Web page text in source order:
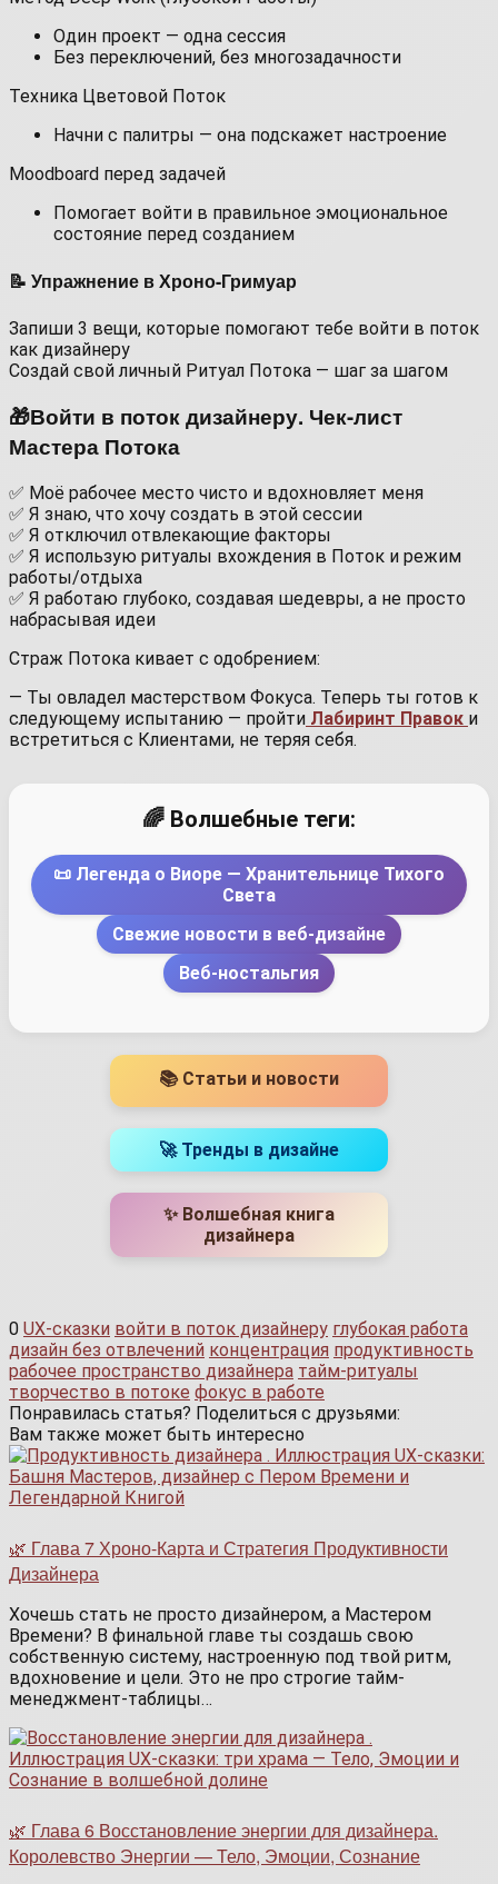
Один проект — одна сессия
Без переключений, без многозадачности
Техника Цветовой Поток
Начни с палитры — она подскажет настроение
Moodboard перед задачей
Помогает войти в правильное эмоциональное
состояние перед созданием
📝 Упражнение в Хроно-Гримуар
Запиши 3 вещи, которые помогают тебе войти в поток
как дизайнеру
Создай свой личный Ритуал Потока — шаг за шагом
🎁Войти в поток дизайнеру. Чек-лист
Мастера Потока
✅ Моё рабочее место чисто и вдохновляет меня
✅ Я знаю, что хочу создать в этой сессии
✅ Я отключил отвлекающие факторы
✅ Я использую ритуалы вхождения в Поток и режим
работы/отдыха
✅ Я работаю глубоко, создавая шедевры, а не просто
набрасывая идеи
Страж Потока кивает с одобрением:
— Ты овладел мастерством Фокуса. Теперь ты готов к
следующему испытанию — пройти Лабиринт Правок и
встретиться с Клиентами, не теряя себя.
🌈 Волшебные теги:
📜 Легенда о Виоре — Хранительнице Тихого
Света
Свежие новости в веб-дизайне
Веб-ностальгия
📚 Статьи и новости
🚀 Тренды в дизайне
✨ Волшебная книга
дизайнера
0 UX-сказки войти в поток дизайнеру глубокая работа
дизайн без отвлечений концентрация продуктивность
рабочее пространство дизайнера тайм-ритуалы
творчество в потоке фокус в работе
Понравилась статья? Поделиться с друзьями:
Вам также может быть интересно
🌿 Глава 7 Хроно-Карта и Стратегия Продуктивности
Дизайнера
Хочешь стать не просто дизайнером, а Мастером
Времени? В финальной главе ты создашь свою
собственную систему, настроенную под твой ритм,
вдохновение и цели. Это не про строгие тайм-
менеджмент-таблицы…
🌿 Глава 6 Восстановление энергии для дизайнера.
Королевство Энергии — Тело, Эмоции, Сознание